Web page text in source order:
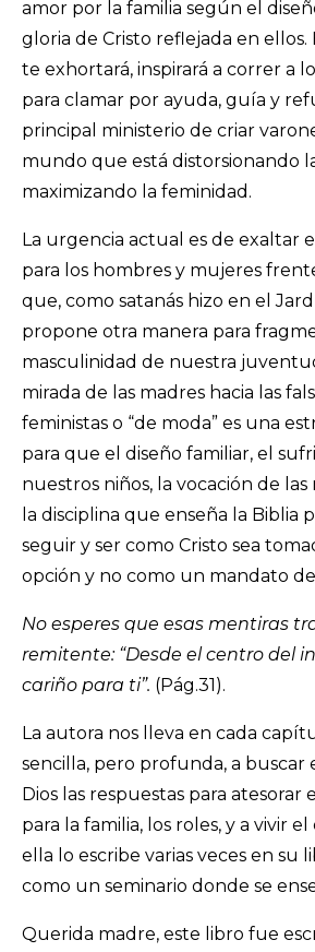
amor por la familia según el
gloria de Cristo reflejada en
te exhortará, inspirará a correr a
para clamar por ayuda, guía y
principal ministerio de criar
mundo que está distorsionando
maximizando la feminidad.
La urgencia actual es de exaltar
para los hombres y mujeres
que, como satanás hizo en el
propone otra manera para
masculinidad de nuestra
mirada de las madres hacia las
feministas o “de moda” es una
para que el diseño familiar, el
nuestros niños, la vocación de
la disciplina que enseña la Biblia
seguir y ser como Cristo sea
opción y no como un mandato de
No esperes que esas mentiras
remitente: “Desde el centro del
cariño para ti”. (Pág.31).
La autora nos lleva en cada
sencilla, pero profunda, a buscar
Dios las respuestas para atesorar
para la familia, los roles, y a vivir
ella lo escribe varias veces en su
como un seminario donde se
Querida madre, este libro fue